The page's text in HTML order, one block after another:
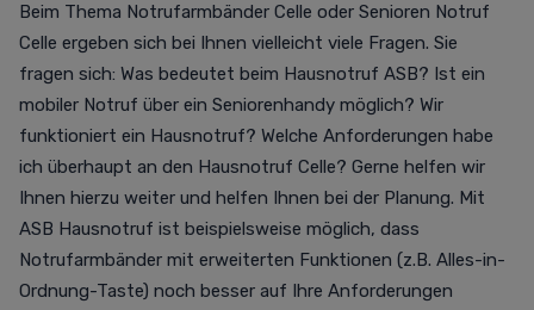
Beim Thema Notrufarmbänder Celle oder Senioren Notruf
Celle ergeben sich bei Ihnen vielleicht viele Fragen. Sie
fragen sich: Was bedeutet beim Hausnotruf ASB? Ist ein
mobiler Notruf über ein Seniorenhandy möglich? Wir
funktioniert ein Hausnotruf? Welche Anforderungen habe
ich überhaupt an den Hausnotruf Celle? Gerne helfen wir
Ihnen hierzu weiter und helfen Ihnen bei der Planung. Mit
ASB Hausnotruf ist beispielsweise möglich, dass
Notrufarmbänder mit erweiterten Funktionen (z.B. Alles-in-
Ordnung-Taste) noch besser auf Ihre Anforderungen